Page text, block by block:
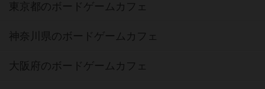
東京都のボードゲームカフェ
神奈川県のボードゲームカフェ
大阪府のボードゲームカフェ